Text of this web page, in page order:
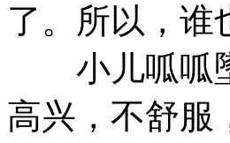
了。所以，谁
小儿呱呱墜
高兴，不舒服